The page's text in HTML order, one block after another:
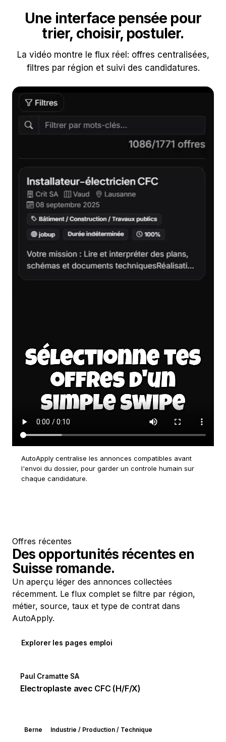
Une interface pensée pour
trier, choisir, postuler.
La vidéo montre le flux réel: offres centralisées,
filtres par région et suivi des candidatures.
AutoApply centralise les annonces compatibles avant
l'envoi du dossier, pour garder un controle humain sur
chaque candidature.
Offres récentes
Des opportunités récentes en
Suisse romande.
Un aperçu léger des annonces collectées
récemment. Le flux complet se filtre par région,
métier, source, taux et type de contrat dans
AutoApply.
Explorer les pages emploi
Paul Cramatte SA
Electroplaste avec CFC (H/F/X)
Berne Industrie / Production / Technique